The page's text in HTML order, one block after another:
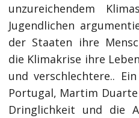
unzureichendem
Jugendlichen
der Staaten ihre
die Klimakrise ihre
und verschlechtere..
Portugal, Martim
Dringlichkeit und die